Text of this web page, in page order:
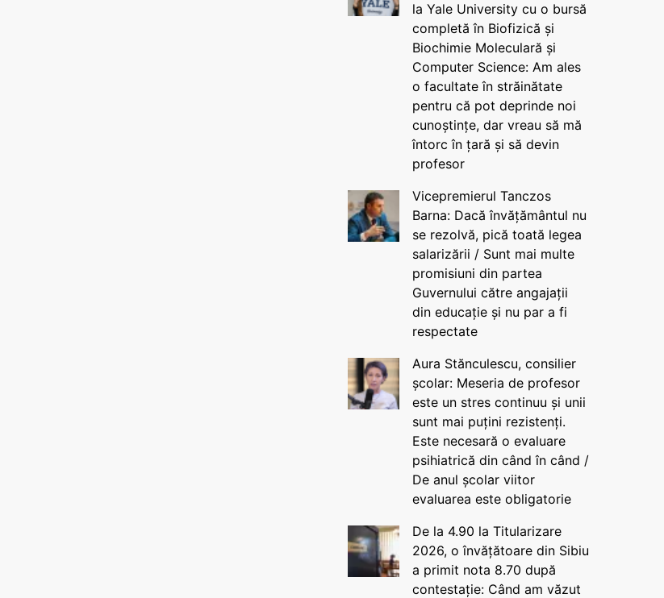
la Yale University cu o bursă
completă în Biofizică și
Biochimie Moleculară și
Computer Science: Am ales
o facultate în străinătate
pentru că pot deprinde noi
cunoștințe, dar vreau să mă
întorc în țară și să devin
profesor
Vicepremierul Tanczos
Barna: Dacă învățământul nu
se rezolvă, pică toată legea
salarizării / Sunt mai multe
promisiuni din partea
Guvernului către angajații
din educație și nu par a fi
respectate
Aura Stănculescu, consilier
școlar: Meseria de profesor
este un stres continuu și unii
sunt mai puțini rezistenți.
Este necesară o evaluare
psihiatrică din când în când /
De anul școlar viitor
evaluarea este obligatorie
De la 4.90 la Titularizare
2026, o învățătoare din Sibiu
a primit nota 8.70 după
contestație: Când am văzut